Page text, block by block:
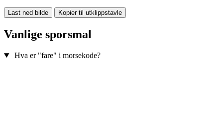
Last ned bilde Kopier til utklippstavle
Vanlige sporsmal
Hva er "fare" i morsekode?